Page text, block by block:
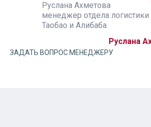
Руслана Ахметова
менеджер отдела логистики
Таобао и Алибаба
Руслана
ЗАДАТЬ ВОПРОС МЕНЕДЖЕРУ